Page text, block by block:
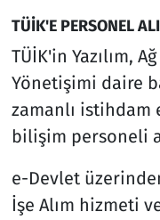
TÜİK'E PERSONEL
TÜİK'in Yazılım,
Yönetişimi daire
zamanlı istihdam
bilişim personeli
e-Devlet
İşe Alım hizmeti